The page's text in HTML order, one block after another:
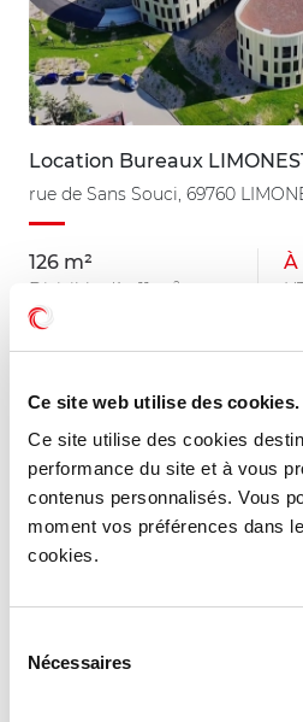
Ce site web utilise des cookies.
Ce site utilise des cookies
performance du site et à vous
contenus personnalisés. Vous
moment vos préférences dans
cookies.
Nécessaires
Location Bureaux
rue de Sans Souci, 69760
126 m²
Divisible dès 11 m²
À